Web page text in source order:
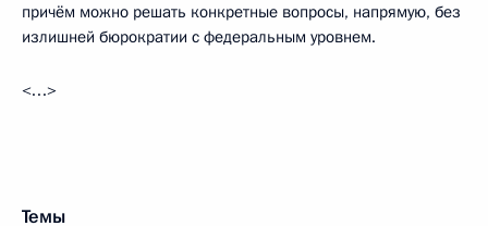
причём можно решать конкретные вопросы, напрямую, без
излишней бюрократии с федеральным уровнем.
<…>
Темы